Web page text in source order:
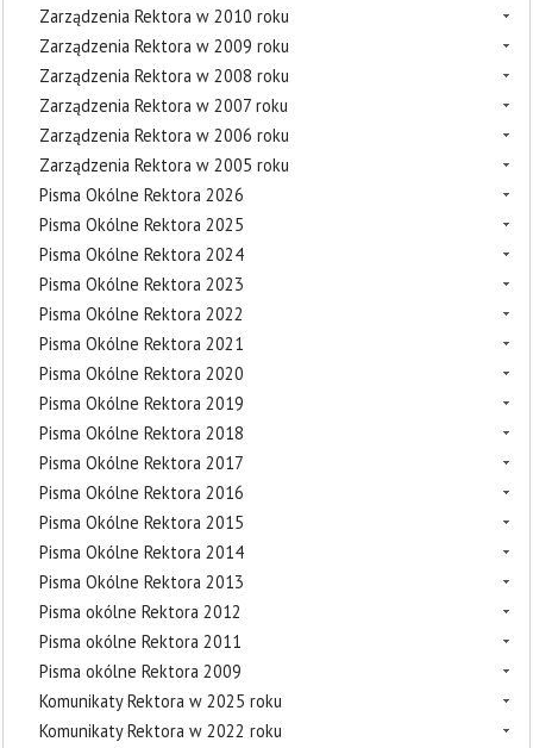
Zarządzenia Rektora w 2010 roku
Zarządzenia Rektora w 2009 roku
Zarządzenia Rektora w 2008 roku
Zarządzenia Rektora w 2007 roku
Zarządzenia Rektora w 2006 roku
Zarządzenia Rektora w 2005 roku
Pisma Okólne Rektora 2026
Pisma Okólne Rektora 2025
Pisma Okólne Rektora 2024
Pisma Okólne Rektora 2023
Pisma Okólne Rektora 2022
Pisma Okólne Rektora 2021
Pisma Okólne Rektora 2020
Pisma Okólne Rektora 2019
Pisma Okólne Rektora 2018
Pisma Okólne Rektora 2017
Pisma Okólne Rektora 2016
Pisma Okólne Rektora 2015
Pisma Okólne Rektora 2014
Pisma Okólne Rektora 2013
Pisma okólne Rektora 2012
Pisma okólne Rektora 2011
Pisma okólne Rektora 2009
Komunikaty Rektora w 2025 roku
Komunikaty Rektora w 2022 roku